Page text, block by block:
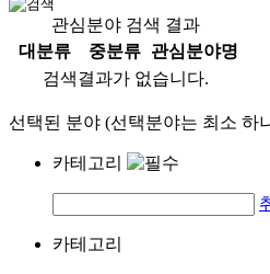
관심분야 검색 결과
대분류
중분류
관심분야명
검색결과가 없습니다.
선택된 분야 (선택분야는 최소 하
카테고리
카테고리